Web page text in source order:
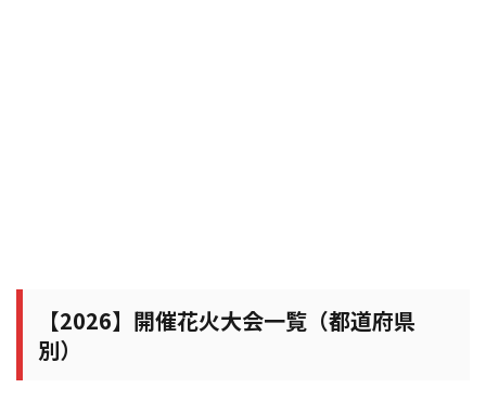
【2026】開催花火大会一覧（都道府県
別）